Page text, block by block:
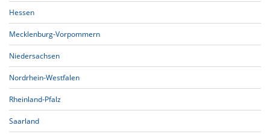
Hessen
Mecklenburg-Vorpommern
Niedersachsen
Nordrhein-Westfalen
Rheinland-Pfalz
Saarland